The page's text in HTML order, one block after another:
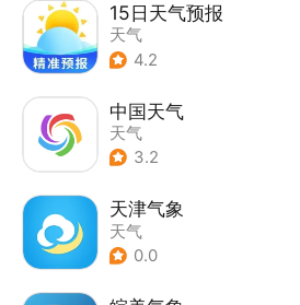
15日天气预报
天气
4.2
中国天气
天气
3.2
天津气象
天气
0.0